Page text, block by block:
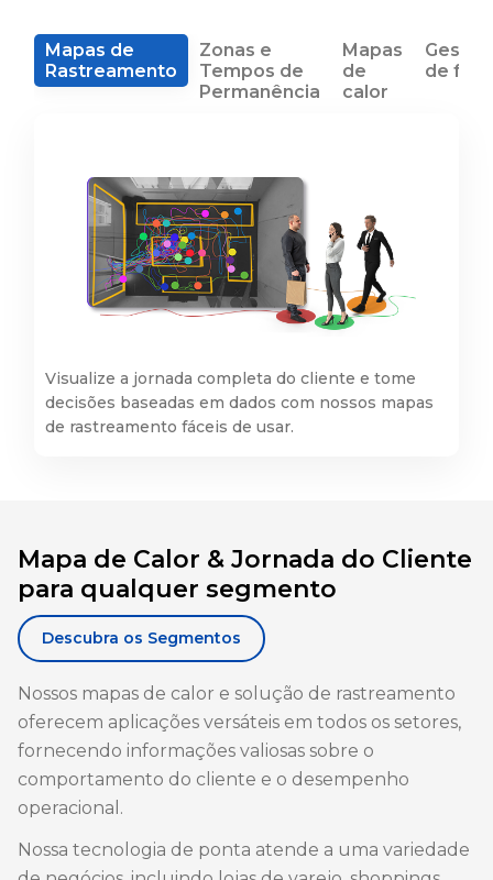
Mapas de
Rastreamento
Zonas e
Tempos de
Permanência
Mapas
de
calor
Gestão
de filas
Visualize a jornada completa do cliente e tome
decisões baseadas em dados com nossos mapas
de rastreamento fáceis de usar.
Mapa de Calor & Jornada do Cliente
para qualquer segmento
Descubra os Segmentos
Nossos mapas de calor e solução de rastreamento
oferecem aplicações versáteis em todos os setores,
fornecendo informações valiosas sobre o
comportamento do cliente e o desempenho
operacional.
Nossa tecnologia de ponta atende a uma variedade